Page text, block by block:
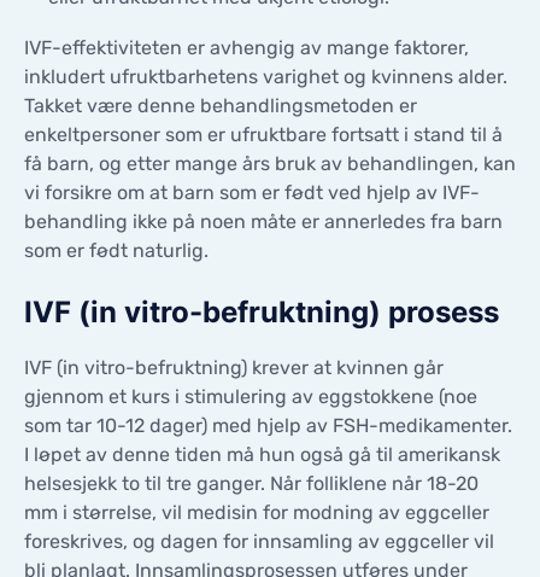
IVF-effektiviteten er avhengig av mange faktorer,
inkludert ufruktbarhetens varighet og kvinnens alder.
Takket være denne behandlingsmetoden er
enkeltpersoner som er ufruktbare fortsatt i stand til å
få barn, og etter mange års bruk av behandlingen, kan
vi forsikre om at barn som er født ved hjelp av IVF-
behandling ikke på noen måte er annerledes fra barn
som er født naturlig.
IVF (in vitro-befruktning) prosess
IVF (in vitro-befruktning) krever at kvinnen går
gjennom et kurs i stimulering av eggstokkene (noe
som tar 10-12 dager) med hjelp av FSH-medikamenter.
I løpet av denne tiden må hun også gå til amerikansk
helsesjekk to til tre ganger. Når folliklene når 18-20
mm i størrelse, vil medisin for modning av eggceller
foreskrives, og dagen for innsamling av eggceller vil
bli planlagt. Innsamlingsprosessen utføres under